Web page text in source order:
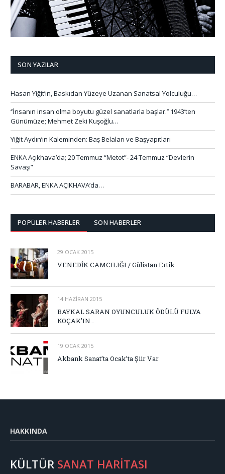
SON YAZILAR
Hasan Yiğit’in, Baskıdan Yüzeye Uzanan Sanatsal Yolculuğu…
‘’İnsanın insan olma boyutu güzel sanatlarla başlar.’’ 1943’ten
Günümüze; Mehmet Zeki Kuşoğlu…
Yiğit Aydın’ın Kaleminden: Baş Belaları ve Başyapıtları
ENKA Açıkhava’da; 20 Temmuz “Metot”- 24 Temmuz “Devlerin
Savaşı”
BARABAR, ENKA AÇIKHAVA’da…
POPÜLER HABERLER SON HABERLER
29 OCAK 2015
VENEDİK CAMCILIĞI / Gülistan Ertik
14 HAZIRAN 2015
BAYKAL SARAN OYUNCULUK ÖDÜLÜ FULYA
KOÇAK’IN…
19 OCAK 2015
Akbank Sanat’ta Ocak’ta Şiir Var
HAKKINDA
KÜLTÜR SANAT HARİTASI